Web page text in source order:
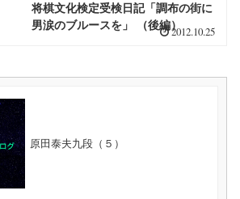
将棋文化検定受検日記「調布の街に
男涙のブルースを」 （後編）2012.10.25
原田泰夫九段（５）